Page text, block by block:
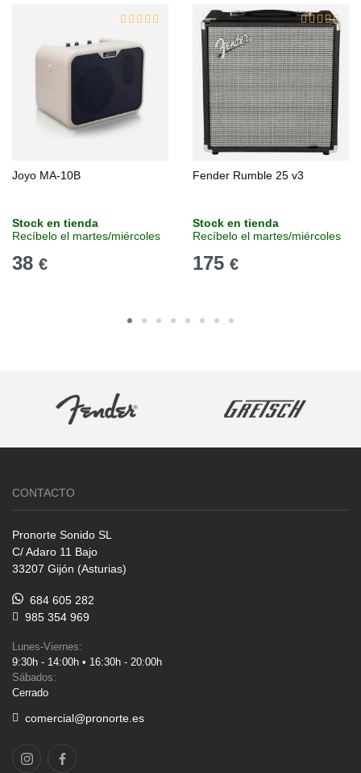
Joyo MA-10B
Stock en tienda
Recíbelo el martes/miércoles
38 €
Fender Rumble 25 v3
Stock en tienda
Recíbelo el martes/miércoles
175 €
CONTACTO
Pronorte Sonido SL
C/ Adaro 11 Bajo
33207 Gijón (Asturias)
684 605 282
985 354 969
Lunes-Viernes:
9:30h - 14:00h • 16:30h - 20:00h
Sábados:
Cerrado
comercial@pronorte.es